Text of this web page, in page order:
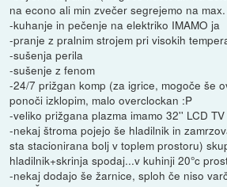
na econo ali min zvečer segrejemo na max.
-kuhanje in pečenje na elektriko IMAMO ja
-pranje z pralnim strojem pri visokih
-sušenja perila
-sušenje z fenom
-24/7 prižgan komp (za igrice, mogoče še
ponoči izklopim, malo overclockan :P
-veliko prižgana plazma imamo 32'' LCD TV
-nekaj štroma pojejo še hladilnik in
sta stacionirana bolj v toplem prostoru)
hladilnik+skrinja spodaj...v kuhinji 20°c
-nekaj dodajo še žarnice, sploh če niso